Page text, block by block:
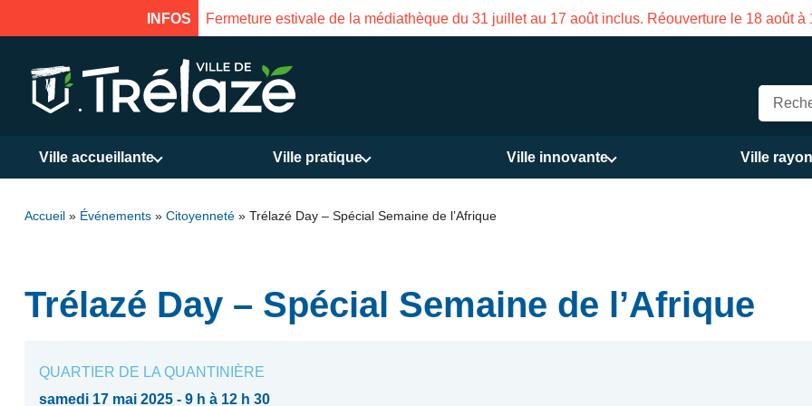
INFOS
Fermeture estivale de la médiathèque du 31 juillet au 17 août inclus. Réouverture le 18 août à 16h
Ville accueillante Ville pratique Ville innovante Ville
Accueil » Événements » Citoyenneté » Trélazé Day – Spécial Semaine de l’Afrique
Trélazé Day – Spécial Semaine de l’Afrique
QUARTIER DE LA QUANTINIÈRE
samedi 17 mai 2025 - 9 h à 12 h 30